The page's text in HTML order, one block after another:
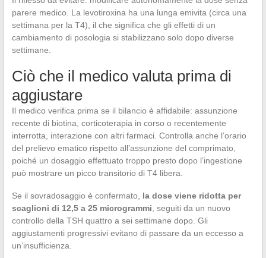
parere medico. La levotiroxina ha una lunga emivita (circa una
settimana per la T4), il che significa che gli effetti di un
cambiamento di posologia si stabilizzano solo dopo diverse
settimane.
Ciò che il medico valuta prima di
aggiustare
Il medico verifica prima se il bilancio è affidabile: assunzione
recente di biotina, corticoterapia in corso o recentemente
interrotta, interazione con altri farmaci. Controlla anche l’orario
del prelievo ematico rispetto all’assunzione del comprimato,
poiché un dosaggio effettuato troppo presto dopo l’ingestione
può mostrare un picco transitorio di T4 libera.
Se il sovradosaggio è confermato, la dose viene ridotta per
scaglioni di 12,5 a 25 microgrammi, seguiti da un nuovo
controllo della TSH quattro a sei settimane dopo. Gli
aggiustamenti progressivi evitano di passare da un eccesso a
un’insufficienza.